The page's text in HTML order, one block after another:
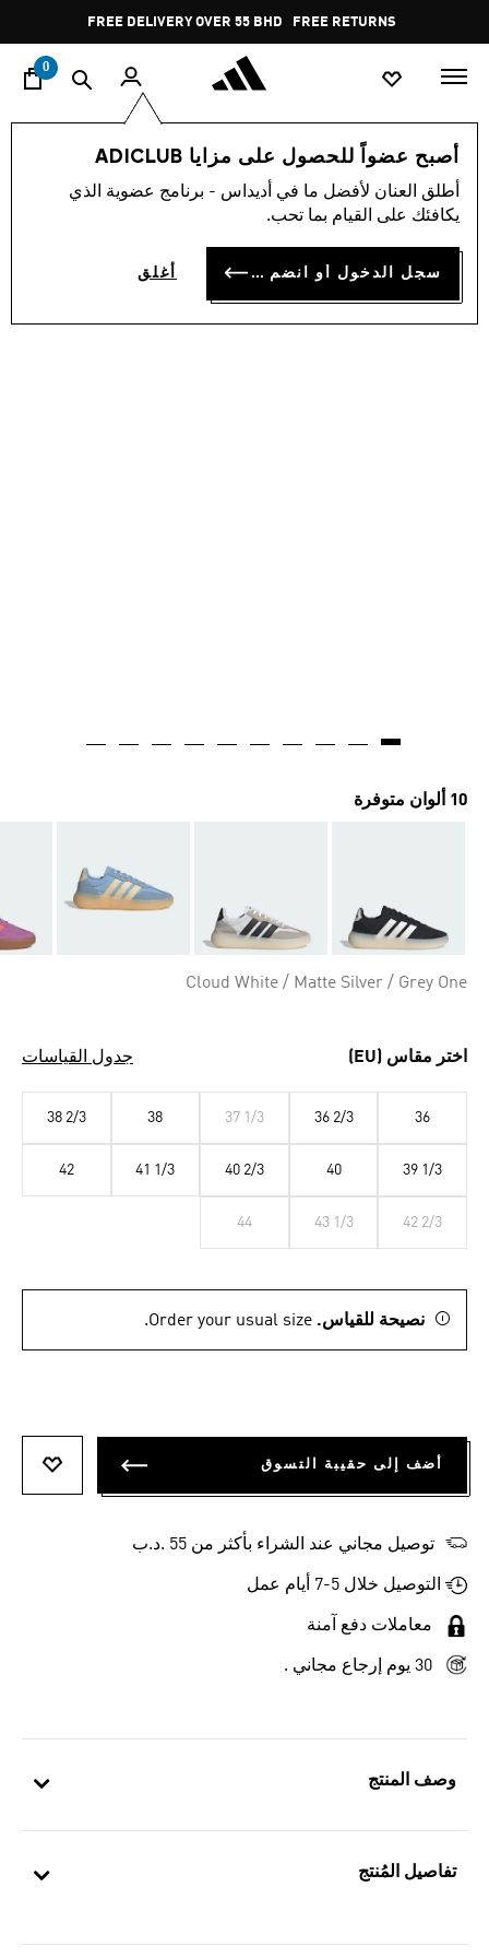
Pause
promotion
rotation
FREE DELIVERY OVER 55 BHD FREE RETURNS
0
أصبح عضواً للحصول على مزايا ADICLUB
أطلق العنان لأفضل ما في أديداس - برنامج عضوية الذي
يكافئك على القيام بما تحب.
سجل الدخول أو انضم الآن أغلق
وصف المنتج
تفاصيل المُنتج
النساء
حذاء BARREDA DECODE
BD 46.25
10 ألوان متوفرة
Cloud White / Matte Silver / Grey One
اختر مقاس (EU) جدول القياسات
36
36 2/3
37 1/3
38
38 2/3
39 1/3
40
40 2/3
41 1/3
42
42 2/3
43 1/3
44
نصيحة للقياس. Order your usual size.
أضف إلى حقيبة التسوق
توصيل مجاني عند الشراء بأكثر من 55 .د.ب‎
التوصيل خلال 5-7 أيام عمل
معاملات دفع آمنة